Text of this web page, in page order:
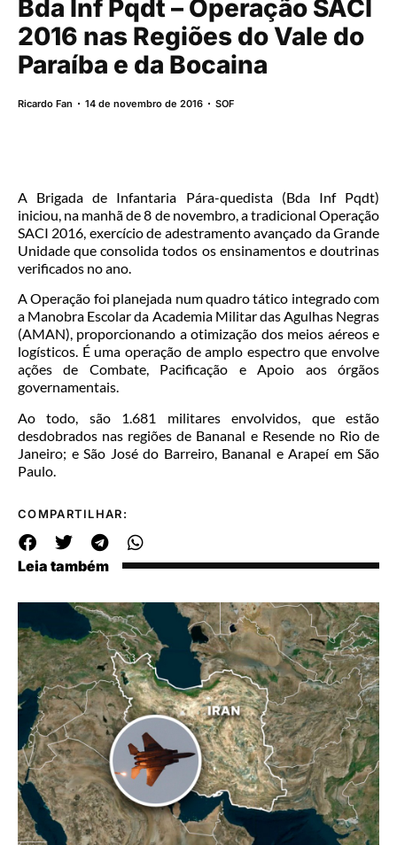
Bda Inf Pqdt – Operação SACI
2016 nas Regiões do Vale do
Paraíba e da Bocaina
Ricardo Fan 14 de novembro de 2016 SOF
A Brigada de Infantaria Pára-quedista (Bda Inf Pqdt)
iniciou, na manhã de 8 de novembro, a tradicional Operação
SACI 2016, exercício de adestramento avançado da Grande
Unidade que consolida todos os ensinamentos e doutrinas
verificados no ano.
A Operação foi planejada num quadro tático integrado com
a Manobra Escolar da Academia Militar das Agulhas Negras
(AMAN), proporcionando a otimização dos meios aéreos e
logísticos. É uma operação de amplo espectro que envolve
ações de Combate, Pacificação e Apoio aos órgãos
governamentais.
Ao todo, são 1.681 militares envolvidos, que estão
desdobrados nas regiões de Bananal e Resende no Rio de
Janeiro; e São José do Barreiro, Bananal e Arapeí em São
Paulo.
COMPARTILHAR:
Leia também